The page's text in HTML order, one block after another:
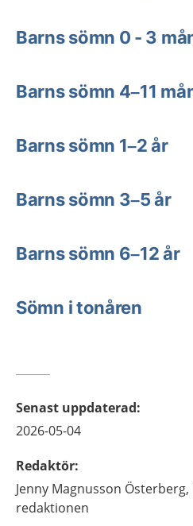
Barns sömn 0 - 3
Barns sömn 4–11
Barns sömn 1–2 år
Barns sömn 3–5 år
Barns sömn 6–12 år
Sömn i tonåren
Senast uppdaterad:
2026-05-04
Redaktör:
Jenny Magnusson Österberg,
redaktionen